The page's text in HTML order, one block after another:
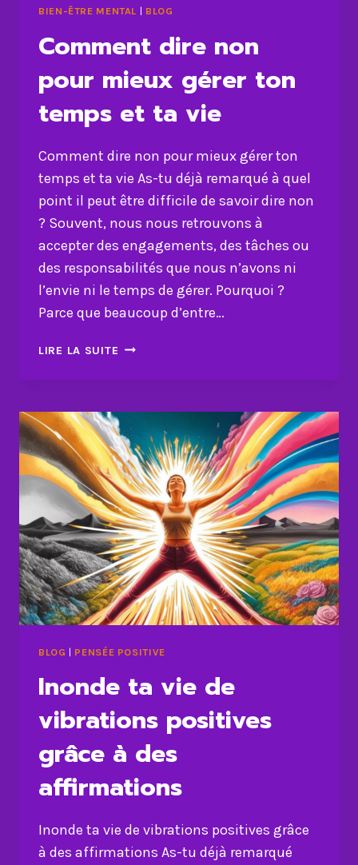
BIEN-ÊTRE MENTAL | BLOG
Comment dire non
pour mieux gérer ton
temps et ta vie
Comment dire non pour mieux gérer ton
temps et ta vie As-tu déjà remarqué à quel
point il peut être difficile de savoir dire non
? Souvent, nous nous retrouvons à
accepter des engagements, des tâches ou
des responsabilités que nous n’avons ni
l’envie ni le temps de gérer. Pourquoi ?
Parce que beaucoup d’entre…
LIRE LA SUITE COMMENT
MIEUX
GÉRER
TON
TEMPS
ET
TA
VIE
BLOG | PENSÉE POSITIVE
Inonde ta vie de
vibrations positives
grâce à des
affirmations
Inonde ta vie de vibrations positives grâce
à des affirmations As-tu déjà remarqué